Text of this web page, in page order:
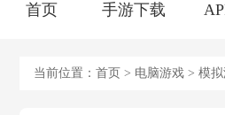
首页 手游下载
当前位置： 首页 > 电脑游戏 > 模